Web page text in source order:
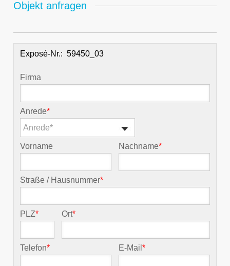
Objekt anfragen
Exposé-Nr.:
Firma
Anrede*
Anrede*
Vorname Nachname*
Straße / Hausnummer*
PLZ* Ort*
Telefon* E-Mail*